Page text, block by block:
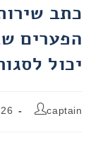
כתב
הפערים
יכול
captain